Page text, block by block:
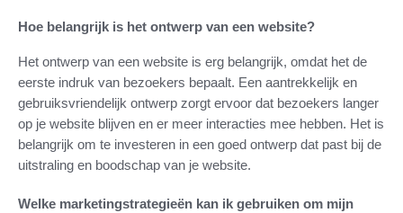
Hoe belangrijk is het ontwerp van een website?
Het ontwerp van een website is erg belangrijk, omdat het de
eerste indruk van bezoekers bepaalt. Een aantrekkelijk en
gebruiksvriendelijk ontwerp zorgt ervoor dat bezoekers langer
op je website blijven en er meer interacties mee hebben. Het is
belangrijk om te investeren in een goed ontwerp dat past bij de
uitstraling en boodschap van je website.
Welke marketingstrategieën kan ik gebruiken om mijn